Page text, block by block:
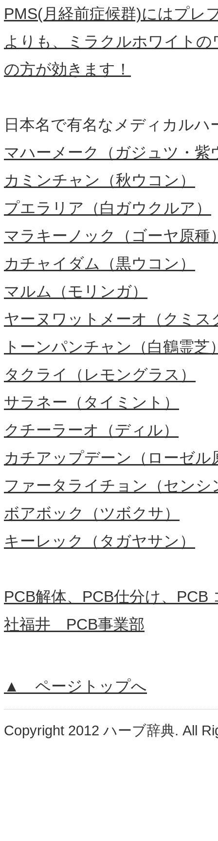
PMS(月経前症候群)にはプレ
よりも、ミラクルホワイト
の方が効きます！
日本名で有名なメディカルハ
マハーメーク（ガジュツ・紫
カミンチャン（秋ウコン）
プエラリア（白ガウクルア）
マラキーノック（ゴーヤ原種
カチャイダム（黒ウコン）
マルム（モリンガ）
ヤーヌワットメーオ（クミス
トーンパンチャン（白鶴霊芝
タクライ（レモングラス）
サラネー（タイミント）
クチーラーオ（ディル）
カチアップデーン（ローゼル
ファータライチョン（センシ
ボアボック（ツボクサ）
キーレック（タガヤサン）
PCB解体、PCB仕分け、
社福井 PCB事業部
▲ ページトップへ
Copyright 2012 ハーブ辞典. All